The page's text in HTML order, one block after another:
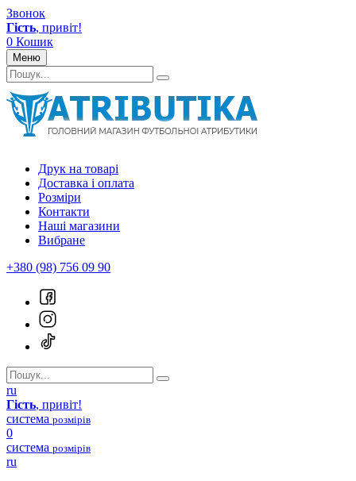
Звонок
Гість, привіт!
0 Кошик
Меню
Друк на товарі
Доставка і оплата
Розміри
Контакти
Наші магазини
Вибране
+380 (98) 756 09 90
ru
Гість, привіт!
система розмірів
0
система розмірів
ru